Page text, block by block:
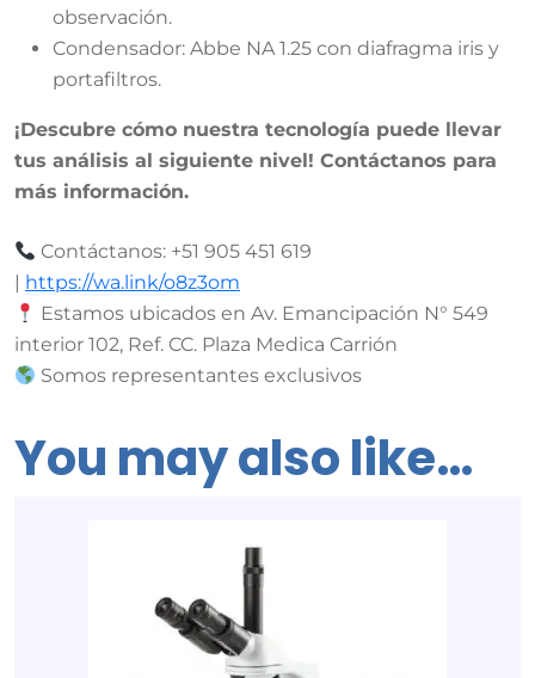
observación.
Condensador: Abbe NA 1.25 con diafragma iris y
portafiltros.
¡Descubre cómo nuestra tecnología puede llevar
tus análisis al siguiente nivel! Contáctanos para
más información.
Contáctanos: +51 905 451 619
https://wa.link/o8z3om
Estamos ubicados en Av. Emancipación N° 549
interior 102, Ref. CC. Plaza Medica Carrión
Somos representantes exclusivos
You may also like…